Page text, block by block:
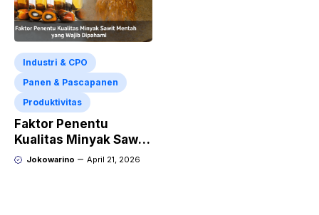
Industri & CPO
Panen & Pascapanen
Produktivitas
Faktor Penentu
Kualitas Minyak Sawit
Mentah yang Wajib
Jokowarino April 21, 2026